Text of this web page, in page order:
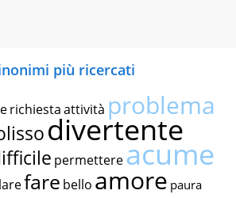
più ricercati
richiestaattività problema
divertente
permettereacume
fare bello amore paura